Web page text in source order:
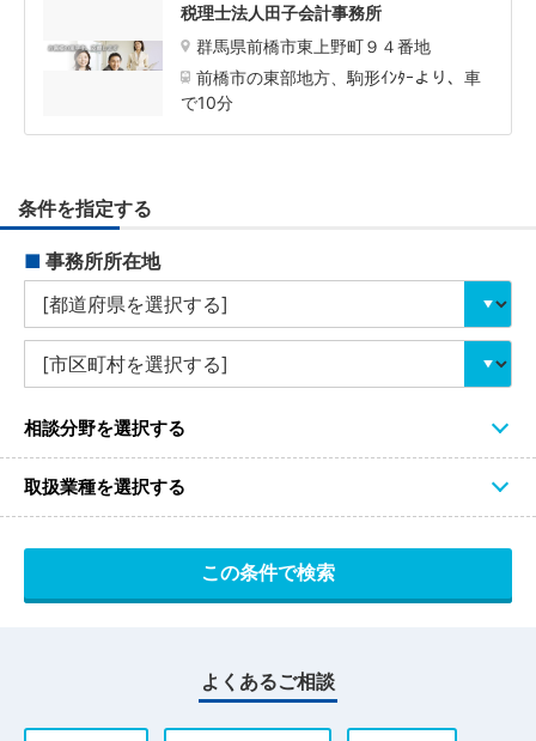
税理士法人田子会計事務所
群馬県前橋市東上野町９４番地
前橋市の東部地方、駒形ｲﾝﾀｰより、車
で10分
条件を指定する
■ 事務所所在地
相談分野を選択する
取扱業種を選択する
よくあるご相談